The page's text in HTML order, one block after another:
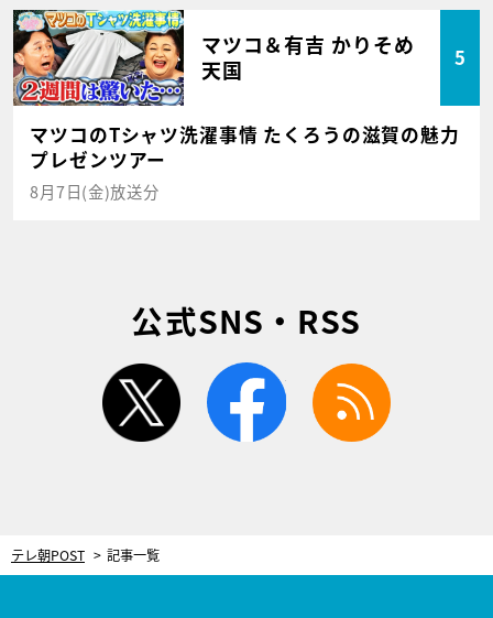
マツコ＆有吉 かりそめ
天国
5
マツコのTシャツ洗濯事情 たくろうの滋賀の魅力
プレゼンツアー
8月7日(金)放送分
公式SNS・RSS
twitter facebook
テレ朝POST 記事一覧